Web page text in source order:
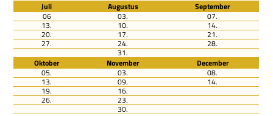
Juli
Augustus
September
06
03. 07.
13. 10. 14.
20. 17. 21.
27. 24. 28.
31.
Oktober
November
December
05.
03. 08.
13. 09. 14.
19. 16.
26. 23.
30.